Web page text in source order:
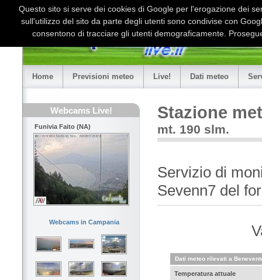
Home Previsioni meteo Live! Dati meteo
Webcams Live!
Funivia Faito (NA)
Webcams in Campania
Stazione
mt. 190 slm.
Servizio di
Sevenn7 del
Dati meteo rilevati a
Temperatura attuale
Questo sito si serve dei cookies di Google per l'erogazione dei
sull'utilizzo del sito da parte degli utenti sono condivise con
consentono di tracciare gli utenti demograficamente.